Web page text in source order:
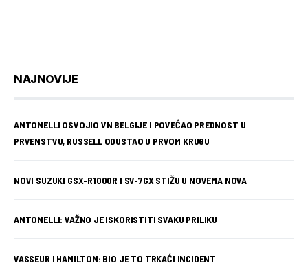
NAJNOVIJE
ANTONELLI OSVOJIO VN BELGIJE I POVEĆAO PREDNOST U
PRVENSTVU, RUSSELL ODUSTAO U PRVOM KRUGU
NOVI SUZUKI GSX-R1000R I SV-7GX STIŽU U NOVEMA NOVA
ANTONELLI: VAŽNO JE ISKORISTITI SVAKU PRILIKU
VASSEUR I HAMILTON: BIO JE TO TRKAĆI INCIDENT